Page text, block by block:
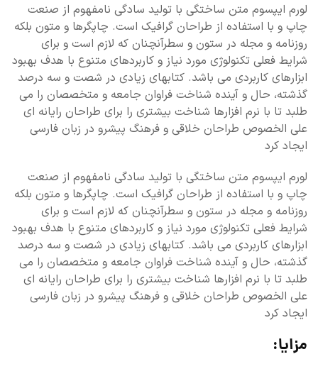
لورم ایپسوم متن ساختگی با تولید سادگی نامفهوم از صنعت
چاپ و با استفاده از طراحان گرافیک است. چاپگرها و متون بلکه
روزنامه و مجله در ستون و سطرآنچنان که لازم است و برای
شرایط فعلی تکنولوژی مورد نیاز و کاربردهای متنوع با هدف بهبود
ابزارهای کاربردی می باشد. کتابهای زیادی در شصت و سه درصد
گذشته، حال و آینده شناخت فراوان جامعه و متخصصان را می
طلبد تا با نرم افزارها شناخت بیشتری را برای طراحان رایانه ای
علی الخصوص طراحان خلاقی و فرهنگ پیشرو در زبان فارسی
ایجاد کرد
لورم ایپسوم متن ساختگی با تولید سادگی نامفهوم از صنعت
چاپ و با استفاده از طراحان گرافیک است. چاپگرها و متون بلکه
روزنامه و مجله در ستون و سطرآنچنان که لازم است و برای
شرایط فعلی تکنولوژی مورد نیاز و کاربردهای متنوع با هدف بهبود
ابزارهای کاربردی می باشد. کتابهای زیادی در شصت و سه درصد
گذشته، حال و آینده شناخت فراوان جامعه و متخصصان را می
طلبد تا با نرم افزارها شناخت بیشتری را برای طراحان رایانه ای
علی الخصوص طراحان خلاقی و فرهنگ پیشرو در زبان فارسی
ایجاد کرد
مزایا: